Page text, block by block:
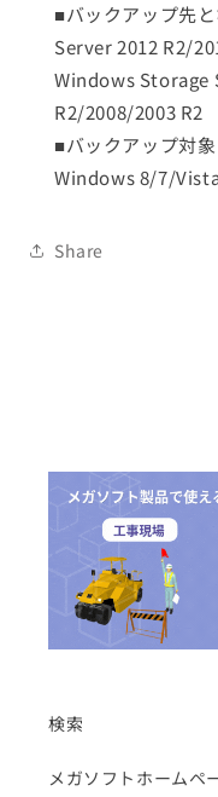
■バックアップ先
Server 2012 R2/
Windows Storage
R2/2008/2003 R2
■バックアップ対
Windows 8/7/
Share
検索
メガソフトホームペ